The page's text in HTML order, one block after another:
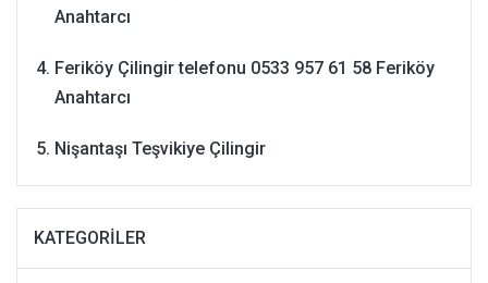
Anahtarcı
Feriköy Çilingir telefonu 0533 957 61 58 Feriköy
Anahtarcı
Nişantaşı Teşvikiye Çilingir
KATEGORILER